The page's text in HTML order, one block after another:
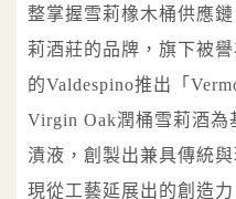
整掌握雪莉橡木桶供應
莉酒莊的品牌，旗下被
的Valdespino推出「
Virgin Oak潤桶雪莉酒為
漬液，創製出兼具傳統
現從工藝延展出的創造